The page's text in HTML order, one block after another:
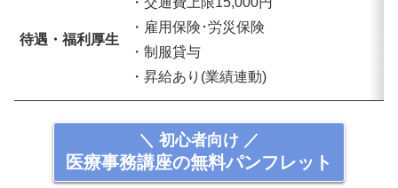
待遇・福利厚生
・雇用保険･労災保険
・制服貸与
・昇給あり(業績連動)
＼ 初心者向け ／
医療事務講座の無料パンフレット